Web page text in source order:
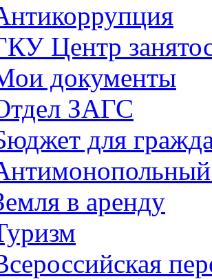
Центр
документы
ЗАГС
для
в аренду